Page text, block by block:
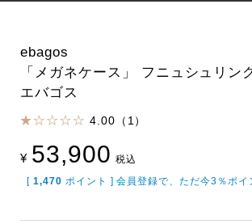
ebagos
「メガネケース」 フニュシュリ
エバゴス
4.00（1）
¥ 53,900 税込
[ 1,470 ポイント ] 会員登録で、ただ今3％ポイ